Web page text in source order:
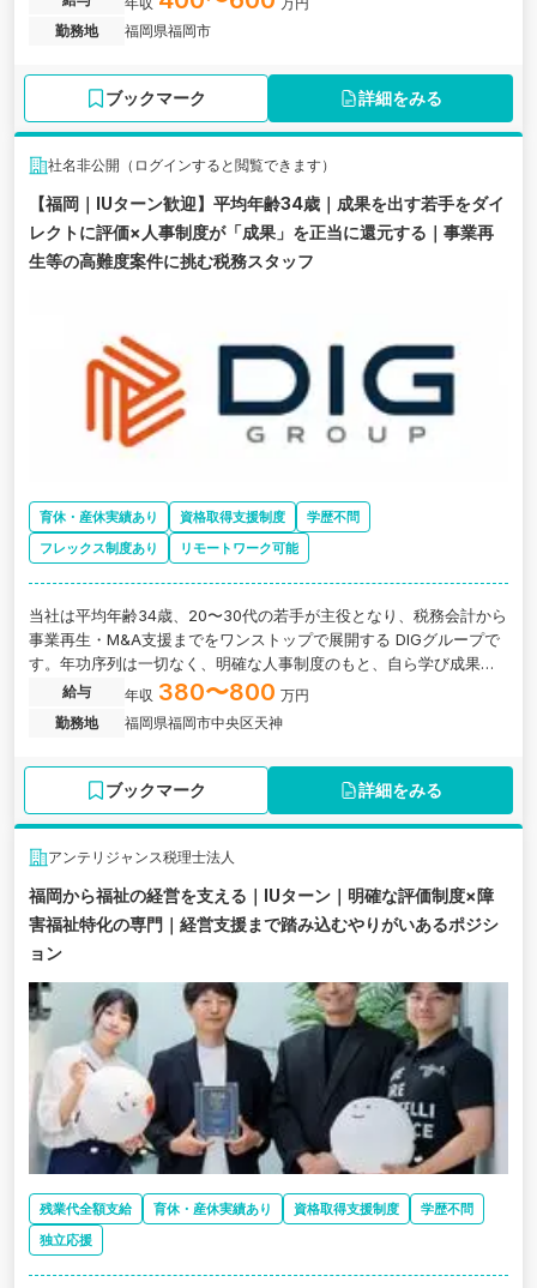
勤務地
福岡県福岡市
ブックマーク 詳細をみる
社名非公開（ログインすると閲覧できます）
【福岡｜IUターン歓迎】平均年齢34歳｜成果を出す若手をダイ
レクトに評価×人事制度が「成果」を正当に還元する｜事業再
生等の高難度案件に挑む税務スタッフ
育休・産休実績あり 資格取得支援制度
学歴不問
フレックス制度あり
リモートワーク可能
当社は平均年齢34歳、20〜30代の若手が主役となり、税務会計から
事業再生・M&A支援までをワンストップで展開する DIGグループで
す。年功序列は一切なく、明確な人事制度のもと、自ら学び成果を
出す方を正当に評価・還元しています。税務コンサル業務を軸に、
未経験領域へも自律的に挑戦し、顧客の経営を牽引する業務をお任
せします。
給与 年収 380〜800 万円
勤務地
福岡県福岡市中央区天神
ブックマーク 詳細をみる
アンテリジャンス税理士法人
福岡から福祉の経営を支える｜IUターン｜明確な評価制度×障
害福祉特化の専門｜経営支援まで踏み込むやりがいあるポジシ
ョン
残業代全額支給 育休・産休実績あり 資格取得支援制度
学歴不問
独立応援